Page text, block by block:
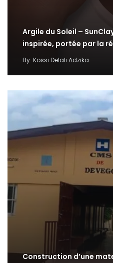
Argile du Soleil –
inspirée, portée par la
By Kossi Delali Adzika
Construction d’une